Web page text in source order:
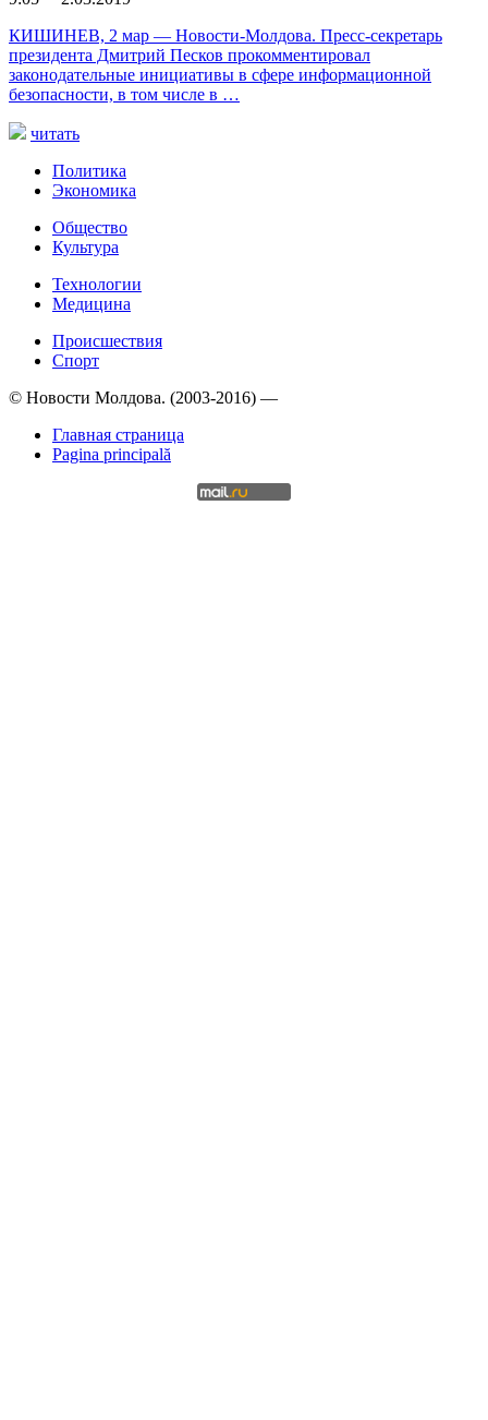
КИШИНЕВ, 2 мар — Новости-Молдова. Пресс-секретарь
президента Дмитрий Песков прокомментировал
законодательные инициативы в сфере информационной
безопасности, в том числе в …
читать
Политика
Экономика
Общество
Культура
Технологии
Медицина
Происшествия
Спорт
© Новости Молдова. (2003-2016) —
Главная страница
Pagina principală